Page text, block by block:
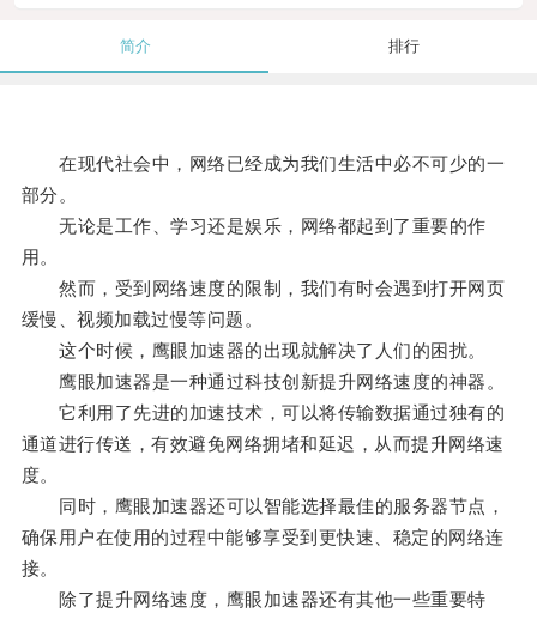
简介 排行
在现代社会中，网络已经成为我们生活中必不可少的一
部分。
无论是工作、学习还是娱乐，网络都起到了重要的作
用。
然而，受到网络速度的限制，我们有时会遇到打开网页
缓慢、视频加载过慢等问题。
这个时候，鹰眼加速器的出现就解决了人们的困扰。
鹰眼加速器是一种通过科技创新提升网络速度的神器。
它利用了先进的加速技术，可以将传输数据通过独有的
通道进行传送，有效避免网络拥堵和延迟，从而提升网络速
度。
同时，鹰眼加速器还可以智能选择最佳的服务器节点，
确保用户在使用的过程中能够享受到更快速、稳定的网络连
接。
除了提升网络速度，鹰眼加速器还有其他一些重要特